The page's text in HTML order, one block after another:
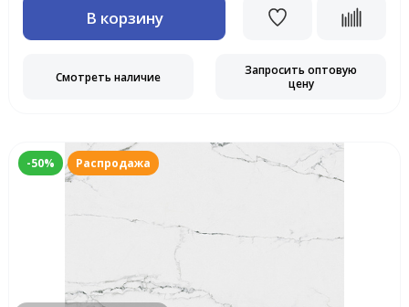
В корзину
Смотреть наличие
Запросить оптовую
цену
-50% Распродажа